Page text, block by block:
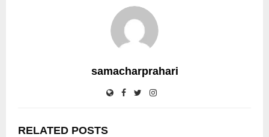
samacharprahari
RELATED POSTS